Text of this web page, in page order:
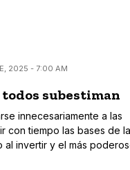
2025 - 7:00 AM
subestiman
innecesariamente a las
con tiempo las bases de la
al invertir y el más